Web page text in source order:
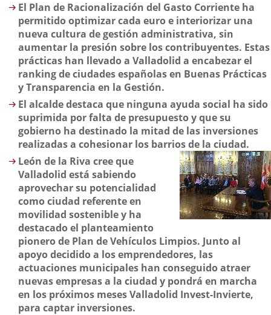
El Plan de Racionalización del Gasto Corriente ha
permitido optimizar cada euro e interiorizar una
nueva cultura de gestión administrativa, sin
aumentar la presión sobre los contribuyentes. Estas
prácticas han llevado a Valladolid a encabezar el
ranking de ciudades españolas en Buenas Prácticas
y Transparencia en la Gestión.
El alcalde destaca que ninguna ayuda social ha sido
suprimida por falta de presupuesto y que su
gobierno ha destinado la mitad de las inversiones
realizadas a cohesionar los barrios de la ciudad.
León de la Riva cree que
Valladolid está sabiendo
aprovechar su potencialidad
como ciudad referente en
movilidad sostenible y ha
destacado el planteamiento
pionero de Plan de Vehículos Limpios. Junto al
apoyo decidido a los emprendedores, las
actuaciones municipales han conseguido atraer
nuevas empresas a la ciudad y pondrá en marcha
en los próximos meses Valladolid Invest-Invierte,
para captar inversiones.